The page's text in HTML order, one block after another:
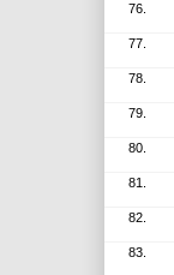
76.
77.
78.
79.
80.
81.
82.
83.